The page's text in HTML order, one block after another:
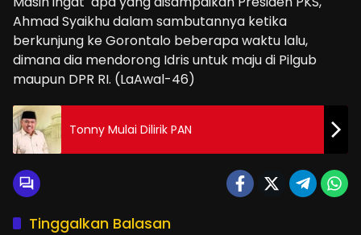
Ahmad Syaikhu dalam sambutannya ketika
berkunjung ke Gorontalo beberapa waktu lalu,
dimana dia mendorong Idris untuk maju di Pilgub
maupun DPR RI. (LaAwal-46)
Tonny Mulai Dilirik PAN
Tinggalkan Balasan